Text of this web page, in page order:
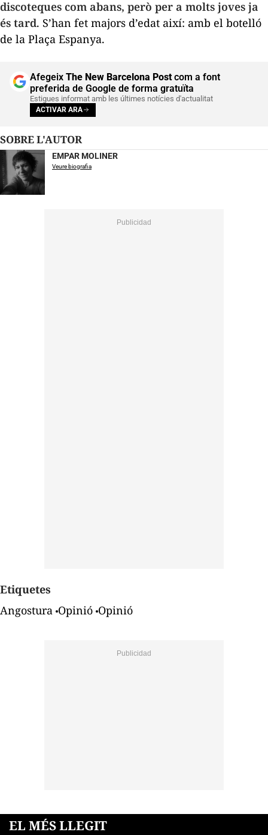
discoteques com abans, però per a molts joves ja
és tard. S’han fet majors d’edat així: amb el botelló
de la Plaça Espanya.
Afegeix The New Barcelona Postcom a font
preferida de Google de forma gratuïta
Estigues informat amb les últimes notícies d'actualitat
ACTIVAR ARA
SOBRE L'AUTOR
EMPAR MOLINER
Veure biografia
Etiquetes
Angostura Opinió Opinió
EL MÉS LLEGIT